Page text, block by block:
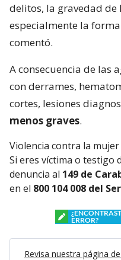
delitos, la gravedad de
especialmente la
comentó.
A consecuencia de las
con derrames,
cortes, lesiones
menos graves.
Violencia contra la mujer
Si eres víctima o testigo
denuncia al 149 de
en el 800 104 008 del
ERROR?
Revisa nuestra página